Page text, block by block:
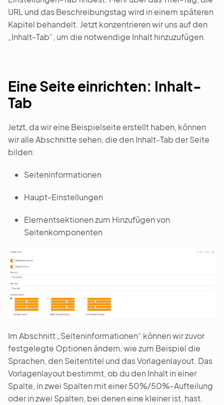
URL und das Beschreibungstag wird in einem späteren
Kapitel behandelt. Jetzt konzentrieren wir uns auf den
„Inhalt-Tab“, um die notwendige Inhalt hinzuzufügen.
Eine Seite einrichten: Inhalt-
Tab
Jetzt, da wir eine Beispielseite erstellt haben, können
wir alle Abschnitte sehen, die den Inhalt-Tab der Seite
bilden:
Seiteninformationen
Haupt-Einstellungen
Elementsektionen zum Hinzufügen von
Seitenkomponenten
Im Abschnitt „Seiteninformationen“ können wir zuvor
festgelegte Optionen ändern, wie zum Beispiel die
Sprachen, den Seitentitel und das Vorlagenlayout. Das
Vorlagenlayout bestimmt, ob du den Inhalt in einer
Spalte, in zwei Spalten mit einer 50%/50%-Aufteilung
oder in zwei Spalten, bei denen eine kleiner ist, hast.